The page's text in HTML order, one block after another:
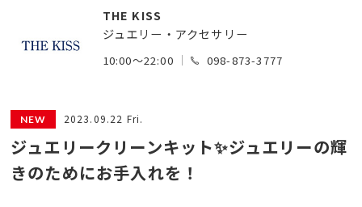
THE KISS
ジュエリー・アクセサリー
10:00～22:00 098-873-3777
2023.09.22 Fri.
ジュエリークリーンキット✨ジュエリーの輝
きのためにお手入れを！